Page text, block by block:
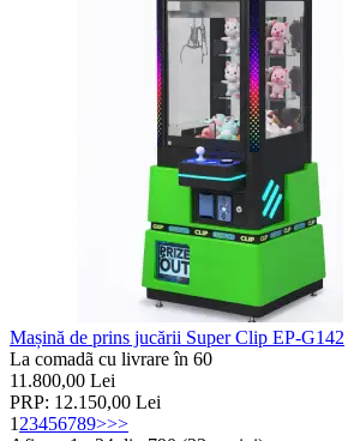
Mașină de prins jucării Super Clip EP-G142
La comadã cu livrare în 60
11.800,00 Lei
PRP: 12.150,00 Lei
1 23456789>>>